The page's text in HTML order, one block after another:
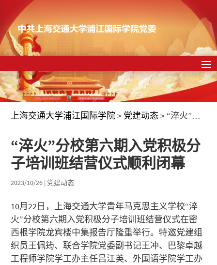
上海交通大学浦江国际学院> 党建动态 > “淬火”分校第六期入党积极分子培训班结营仪式顺利闭幕
“淬火”分校第六期入党积极分
子培训班结营仪式顺利闭幕
2023/10/26 | 党建动态
10月22日，上海交通大学青年马克思主义学校“淬
火”分校第六期入党积极分子培训班结营仪式在密
西根学院龙宾楼中集报告厅隆重举行。特邀党建组
织员王佩筠、联合学院党委副书记王冲、巴黎卓越
工程师学院学工办主任吕江英、外国语学院学工办